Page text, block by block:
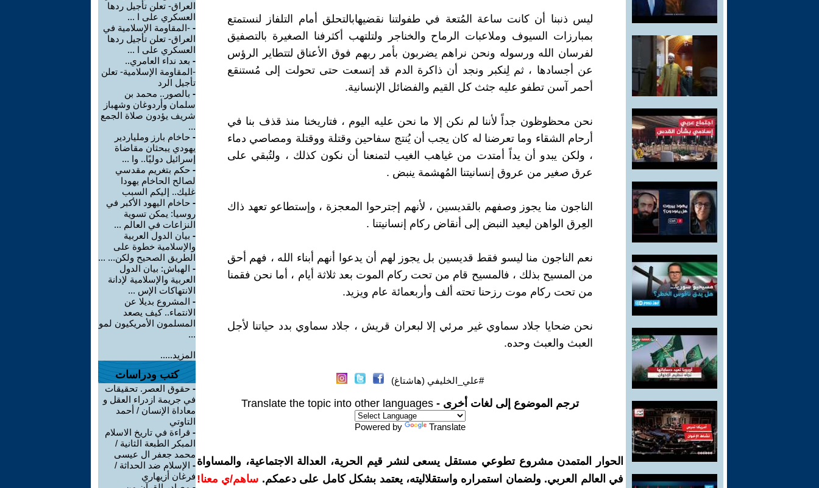
ليس ذنبنا أن كانت ساعة المُتعة في طفولتنا نقضيهابالتحلق أمام التلفاز لنستمتع
بمبارزات السيوف وملاعبات الرماح والخناجر ولتلتهب أكثرفنا الصغيرة بالتصفيق
لفرسان الله ورسوله ونحن نراهم يضربون بأمر ربهم فوق الأعناق لتتطاير الرؤس
عن أجسادها ، ثم لِنكبر ونجد أن ذاكرة الدم قد إتسعت حتى تحولت إلى مُستنقع
أحمر آسن تطفو عليه جثث كل القيم والفضائل الإنسانية.
نحن محظوظون جداً لأننا لم نكن إلا ما نحن عليه اليوم ، فتاريخنا منذ قذف بنا في
أرحام الشقاء وما تعرضنا له كان يجب أن يُنتج سفاحين وقتلة ووقتلة ومصاصي دماء
، ولكن يبدو أن يداً أمتدت من غياهب الغيب لتمنعنا أن نكون كذلك ، ولتُبقي على
عرق صغير من عروق إنسانيتنا المُهشمة ينبض .
الناجون منا يجوز وصفهم بالقديسين ، لأنهم إجترحوا المعجزة ، وإستطاعو تعهد ذاك
العِرق الواهن ليعيد النبض إلى أنقاض ركام إنسانيتنا .
نعم الناجون منا ليسو فقط قديسين بل يجوز لهم أن يدعوا أنهم أبناء الله ، فهم أحق
من المسيح بذلك ، فالمسيح قام من تحت ركام الموت بعد ثلاثة أيام ، أما نحن فقمنا
من تحت ركام موت رزحنا تحته ألف وأربعمائة عام ويزيد.
نحن ضحايا جلاد سماوي غير مرئي إلا لبعران قريش ، جلاد سماوي بدد حياتنا لأجل
العبث والعبث وحده.
#علي_الخليفي (هاشتاغ)
ترجم الموضوع إلى لغات أخرى - Translate the topic into other languages
Powered by Translate
الحوار المتمدن مشروع تطوعي مستقل يسعى لنشر قيم الحرية، العدالة الاجتماعية، والمساواة
في العالم العربي. ولضمان استمراره واستقلاليته، يعتمد بشكل كامل على دعمكم. ساهم/ي معنا!
العراق- تعلن تأجيل ردها
العسكري على ا ...
- -المقاومة الإسلامية في
العراق- تعلن تأجيل ردها
العسكري على ا ...
- بعد نداء العامري..
-المقاومة الإسلامية- تعلن
تأجيل الرد
- بالصور.. محمد بن
سلمان وأردوغان وشهباز
شريف يؤدون صلاة الجمع
...
- حاخام بارز وملياردير
يهودي يبحثان مقاضاة
إسرائيل دوليًا.. وا ...
- حكم بتغريم مقدسي
لصالح الحاخام يهودا
غليك.. إليكم السبب
- حاخام اليهود الأكبر في
روسيا: يمكن تسوية
النزاعات في العالم ...
- بيان الدول العربية
والإسلامية خطوة على
الطريق الصحيح ولكن... ...
- الهباش: بيان الدول
العربية والإسلامية لإدانة
الانتهاكات الإس ...
- المشروع بديلا عن
الانتماء.. كيف يصعد
المسلمون الأمريكيون لمو
...
المزيد.....
كتب ودراسات
- حقوق العصر. تحقيقات
في جريمة ازدراء العقل و
معاداة الإنسان / أحمد
التاوتي
- قراءة في تاريخ الاسلام
المبكر الطبعة الثانية /
محمد جعفر ال عيسى
- الإسلام ضد الحداثة /
فرغان أزيهاري